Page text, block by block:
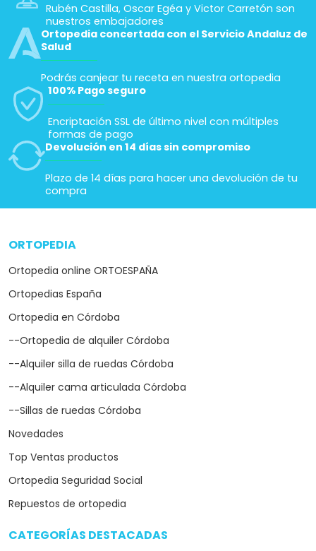
Rubén Castilla, Oscar Egéa y Victor Carretón son
nuestros embajadores
Ortopedia concertada con el Servicio Andaluz de
Salud
Podrás canjear tu receta en nuestra ortopedia
100% Pago seguro
Encriptación SSL de último nivel con múltiples
formas de pago
Devolución en 14 días sin compromiso
Plazo de 14 días para hacer una devolución de tu
compra
ORTOPEDIA
Ortopedia online ORTOESPAÑA
Ortopedias España
Ortopedia en Córdoba
--Ortopedia de alquiler Córdoba
--Alquiler silla de ruedas Córdoba
--Alquiler cama articulada Córdoba
--Sillas de ruedas Córdoba
Novedades
Top Ventas productos
Ortopedia Seguridad Social
Repuestos de ortopedia
CATEGORÍAS DESTACADAS